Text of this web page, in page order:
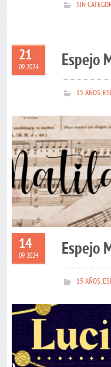
SIN
21
09 2024 Espejo
15 AÑOS,
14
09 2024 Espejo
15 AÑOS,